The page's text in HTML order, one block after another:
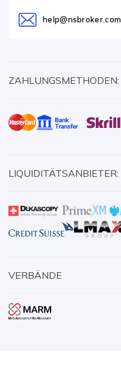
help@nsbroker.com
ZAHLUNGSMETHODEN:
LIQUIDITÄTSANBIETER:
VERBÄNDE